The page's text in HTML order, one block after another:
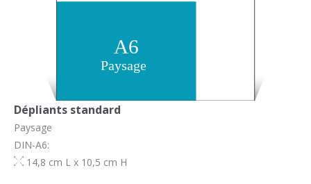
Dépliants standard
Paysage
DIN-A6:
14,8 cm L x 10,5 cm H